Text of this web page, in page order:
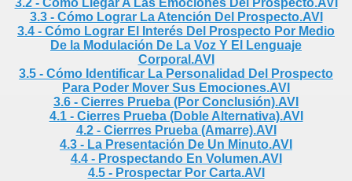
3.2 - Cómo Llegar A Las Emociones Del Prospecto.AVI
3.3 - Cómo Lograr La Atención Del Prospecto.AVI
3.4 - Cómo Lograr El Interés Del Prospecto Por Medio
De la Modulación De La Voz Y El Lenguaje
Corporal.AVI
3.5 - Cómo Identificar La Personalidad Del Prospecto
Para Poder Mover Sus Emociones.AVI
3.6 - Cierres Prueba (Por Conclusión).AVI
4.1 - Cierres Prueba (Doble Alternativa).AVI
4.2 - Cierrres Prueba (Amarre).AVI
4.3 - La Presentación De Un Minuto.AVI
4.4 - Prospectando En Volumen.AVI
4.5 - Prospectar Por Carta.AVI
VENDEDOR